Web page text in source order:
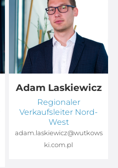
Adam Laskiewicz
Regionaler
Verkaufsleiter Nord-
West
adam.laskiewicz@wutkows
ki.com.pl